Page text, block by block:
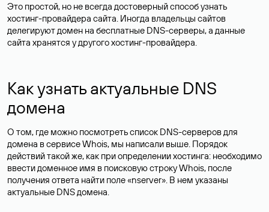
Это простой, но не всегда достоверный способ узнать
хостинг-провайдера сайта. Иногда владельцы сайтов
делегируют домен на бесплатные DNS-серверы, а данные
сайта хранятся у другого хостинг-провайдера.
Как узнать актуальные DNS
домена
О том, где можно посмотреть список DNS-серверов для
домена в сервисе Whois, мы написали выше. Порядок
действий такой же, как при определении хостинга: необходимо
ввести доменное имя в поисковую строку Whois, после
получения ответа найти поле «nserver». В нем указаны
актуальные DNS домена.